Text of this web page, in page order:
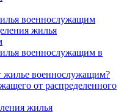
военнослужащим
жилья
военнослужащим в
жилье военнослужащим?
от распределенного
жилья